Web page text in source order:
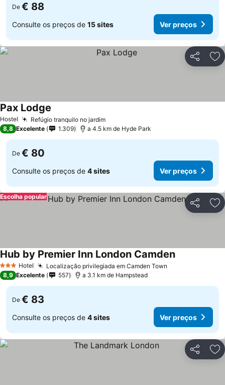
De € 88
Consulte os preços de 15 sites Ver preços
Partilhar
Hostel Refúgio tranquilo no jardim
Pax Lodge
8,8 Excelente 1.309 a 4.5 km de Hyde Park
De € 80
Consulte os preços de 4 sites Ver preços
Partilhar
Escolha popular
3 EstrelasHotel Localização privilegiada em Camden Town
Hub by Premier Inn London Camden
8,9 Excelente 557 a 3.1 km de Hampstead
De € 83
Consulte os preços de 4 sites Ver preços
Partilhar